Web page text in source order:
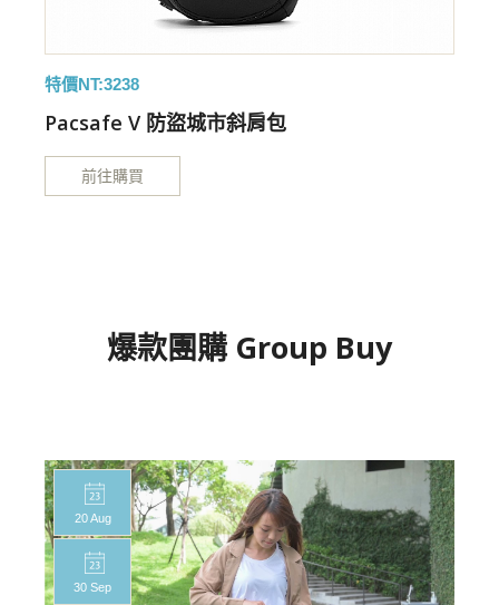
特價NT:3238
Pacsafe V 防盜城市斜肩包
前往購買
爆款團購 Group Buy
20 Aug
30 Sep